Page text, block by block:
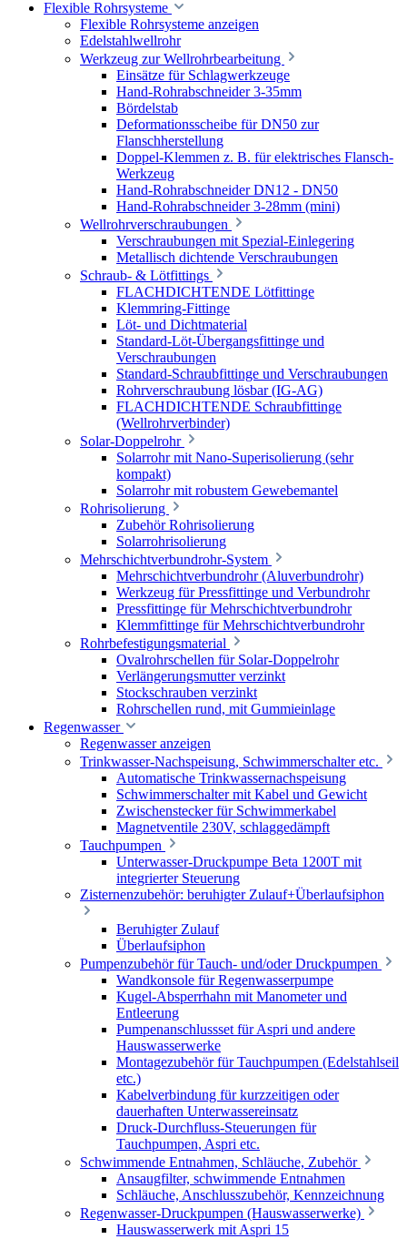
Flexible Rohrsysteme
Flexible Rohrsysteme anzeigen
Edelstahlwellrohr
Werkzeug zur Wellrohrbearbeitung
Einsätze für Schlagwerkzeuge
Hand-Rohrabschneider 3-35mm
Bördelstab
Deformationsscheibe für DN50 zur
Flanschherstellung
Doppel-Klemmen z. B. für elektrisches Flansch-
Werkzeug
Hand-Rohrabschneider DN12 - DN50
Hand-Rohrabschneider 3-28mm (mini)
Wellrohrverschraubungen
Verschraubungen mit Spezial-Einlegering
Metallisch dichtende Verschraubungen
Schraub- & Lötfittings
FLACHDICHTENDE Lötfittinge
Klemmring-Fittinge
Löt- und Dichtmaterial
Standard-Löt-Übergangsfittinge und
Verschraubungen
Standard-Schraubfittinge und Verschraubungen
Rohrverschraubung lösbar (IG-AG)
FLACHDICHTENDE Schraubfittinge
(Wellrohrverbinder)
Solar-Doppelrohr
Solarrohr mit Nano-Superisolierung (sehr
kompakt)
Solarrohr mit robustem Gewebemantel
Rohrisolierung
Zubehör Rohrisolierung
Solarrohrisolierung
Mehrschichtverbundrohr-System
Mehrschichtverbundrohr (Aluverbundrohr)
Werkzeug für Pressfittinge und Verbundrohr
Pressfittinge für Mehrschichtverbundrohr
Klemmfittinge für Mehrschichtverbundrohr
Rohrbefestigungsmaterial
Ovalrohrschellen für Solar-Doppelrohr
Verlängerungsmutter verzinkt
Stockschrauben verzinkt
Rohrschellen rund, mit Gummieinlage
Regenwasser
Regenwasser anzeigen
Trinkwasser-Nachspeisung, Schwimmerschalter etc.
Automatische Trinkwassernachspeisung
Schwimmerschalter mit Kabel und Gewicht
Zwischenstecker für Schwimmerkabel
Magnetventile 230V, schlaggedämpft
Tauchpumpen
Unterwasser-Druckpumpe Beta 1200T mit
integrierter Steuerung
Zisternenzubehör: beruhigter Zulauf+Überlaufsiphon
Beruhigter Zulauf
Überlaufsiphon
Pumpenzubehör für Tauch- und/oder Druckpumpen
Wandkonsole für Regenwasserpumpe
Kugel-Absperrhahn mit Manometer und
Entleerung
Pumpenanschlussset für Aspri und andere
Hauswasserwerke
Montagezubehör für Tauchpumpen (Edelstahlseil
etc.)
Kabelverbindung für kurzzeitigen oder
dauerhaften Unterwassereinsatz
Druck-Durchfluss-Steuerungen für
Tauchpumpen, Aspri etc.
Schwimmende Entnahmen, Schläuche, Zubehör
Ansaugfilter, schwimmende Entnahmen
Schläuche, Anschlusszubehör, Kennzeichnung
Regenwasser-Druckpumpen (Hauswasserwerke)
Hauswasserwerk mit Aspri 15